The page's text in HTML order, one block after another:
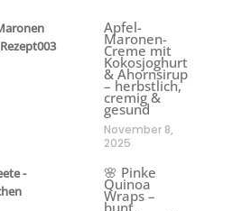
Apfel-
Maronen-
Creme mit
Kokosjoghurt
& Ahornsirup
– herbstlich,
cremig &
gesund
November 8,
2025
🌸 Pinke
Quinoa
Wraps –
bunt,